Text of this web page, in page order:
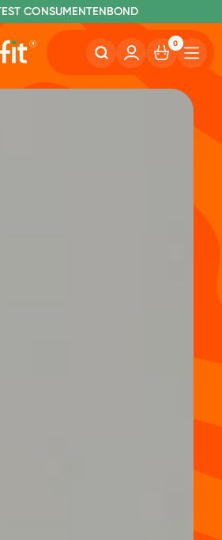
CONSUMENTENBOND
0